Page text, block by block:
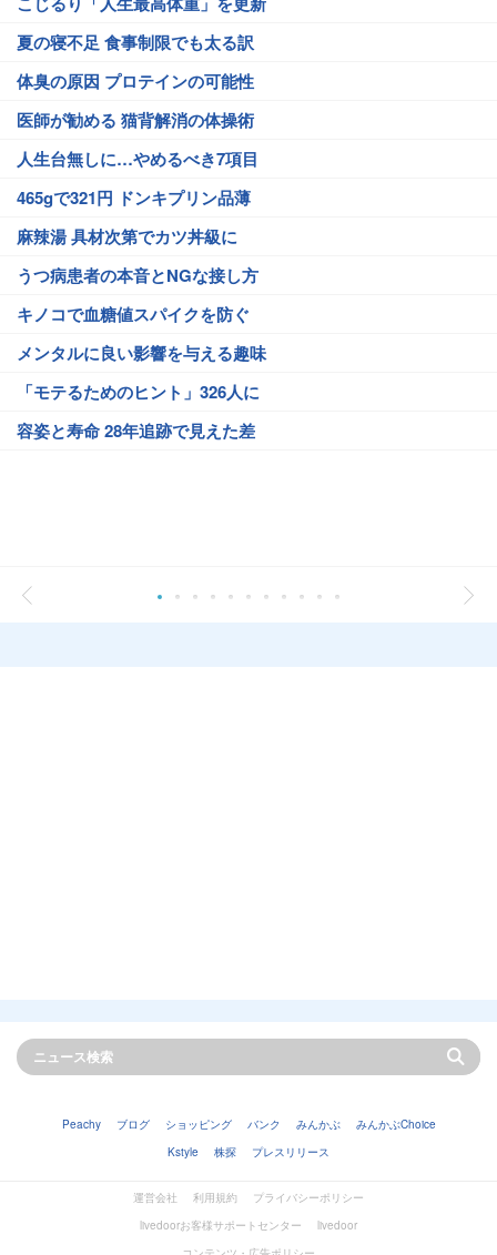
夏の寝不足 食事制限でも太る訳
体臭の原因 プロテインの可能性
医師が勧める 猫背解消の体操術
人生台無しに…やめるべき7項目
465gで321円 ドンキプリン品薄
麻辣湯 具材次第でカツ丼級に
うつ病患者の本音とNGな接し方
キノコで血糖値スパイクを防ぐ
メンタルに良い影響を与える趣味
「モテるためのヒント」326人に
容姿と寿命 28年追跡で見えた差
Peachy ブログ ショッピング バンク みんかぶ
みんかぶChoice
Kstyle
株探 プレスリリース
運営会社 利用規約
プライバシーポリシー
livedoorお客様サポートセンター
livedoor